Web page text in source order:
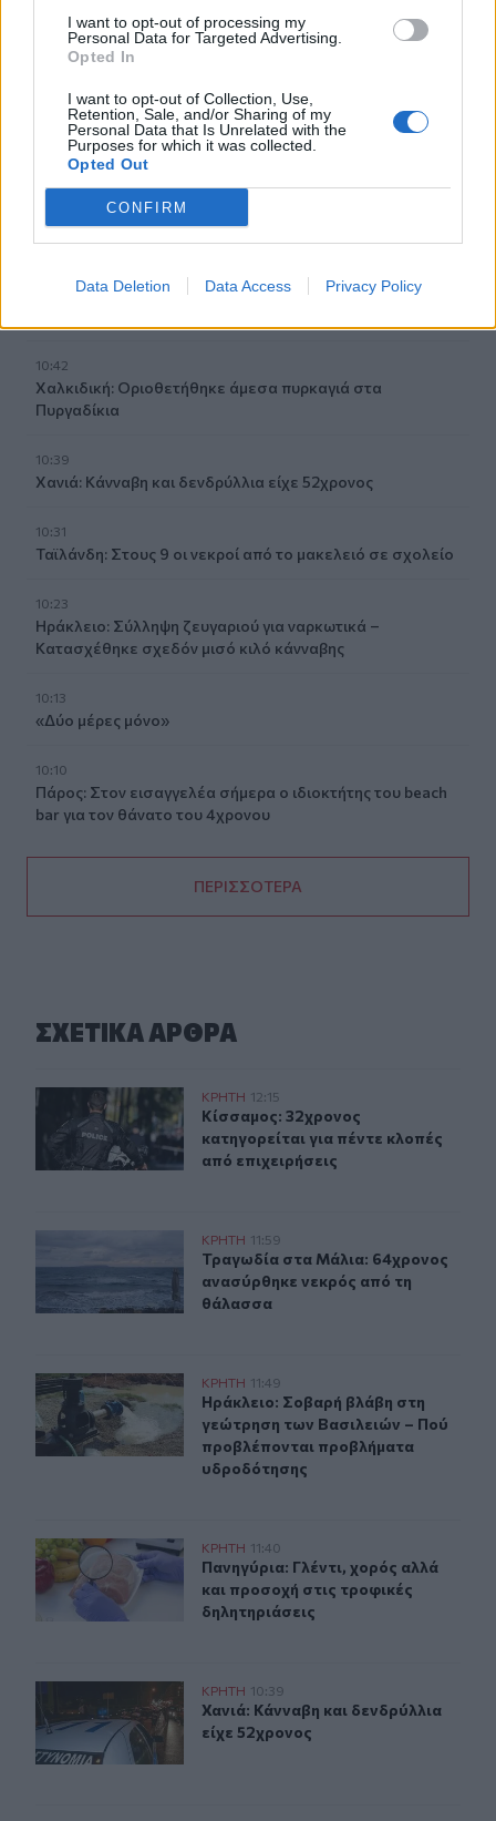
I want to opt-out of processing my
Personal Data for Targeted Advertising.
Opted In
I want to opt-out of Collection, Use,
Retention, Sale, and/or Sharing of my
Personal Data that Is Unrelated with the
Purposes for which it was collected.
Opted Out
CONFIRM
Data Deletion Data Access Privacy Policy
Έρευνα για παρολίγον σύγκρουση δύο αεροσκαφών στο
Σίδνεϋ
11:12
Κάρπαθος: Παλιά πυρομαχικά εντοπίστηκαν στο Αρδάνι
10:42
Χαλκιδική: Οριοθετήθηκε άμεσα πυρκαγιά στα
Πυργαδίκια
10:39
Χανιά: Κάνναβη και δενδρύλλια είχε 52χρονος
10:31
Ταϊλάνδη: Στους 9 οι νεκροί από το μακελειό σε σχολείο
10:23
Ηράκλειο: Σύλληψη ζευγαριού για ναρκωτικά –
Κατασχέθηκε σχεδόν μισό κιλό κάνναβης
10:13
«Δύο μέρες μόνο»
10:10
Πάρος: Στον εισαγγελέα σήμερα ο ιδιοκτήτης του beach
bar για τον θάνατο του 4χρονου
ΠΕΡΙΣΣΟΤΕΡΑ
ΣΧΕΤΙΚA AΡΘΡΑ
Κίσσαμος: 32χρονος κατηγορείται για πέντε κλοπές
ΚΡΗΤΗ 12:15
Κίσσαμος: 32χρονος κατηγορείται
Κίσσαμος: 32χρονος
κατηγορείται για πέντε κλοπές
από επιχειρήσεις
Τραγωδία στα Μάλια: 64χρονος ανασύρθηκε νεκρός
ΚΡΗΤΗ 11:59
Τραγωδία στα Μάλια: 64χρονος
Τραγωδία στα Μάλια: 64χρονος
ανασύρθηκε νεκρός από τη
θάλασσα
Ηράκλειο: Σοβαρή βλάβη στη γεώτρηση των
ΚΡΗΤΗ 11:49
Ηράκλειο: Σοβαρή βλάβη στη
Ηράκλειο: Σοβαρή βλάβη στη
γεώτρηση των Βασιλειών – Πού
προβλέπονται προβλήματα
υδροδότησης
Πανηγύρια: Γλέντι, χορός αλλά και προσοχή στις
ΚΡΗΤΗ 11:40
Πανηγύρια: Γλέντι, χορός αλλά
Πανηγύρια: Γλέντι, χορός αλλά
και προσοχή στις τροφικές
δηλητηριάσεις
Χανιά: Κάνναβη και δενδρύλλια είχε 52χρονος
ΚΡΗΤΗ 10:39
Χανιά: Κάνναβη και δενδρύλλια
Χανιά: Κάνναβη και δενδρύλλια
είχε 52χρονος